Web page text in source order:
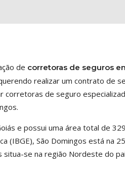
de corretoras de seguros
realizar um contrato de
corretoras de seguro
e possui uma área total de
São Domingos está na
situa-se na região Nordeste do